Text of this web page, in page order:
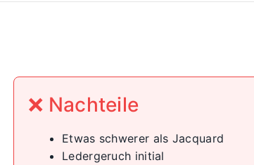
❌ Nachteile
Etwas schwerer als Jacquard
Ledergeruch initial